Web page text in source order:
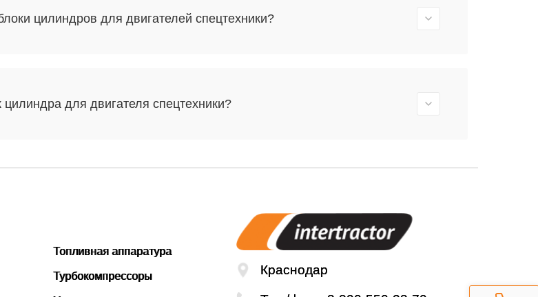
цилиндров для двигателей спецтехники?
цилиндра для двигателя спецтехники?
Топливная аппаратура
Турбокомпрессоры Краснодар